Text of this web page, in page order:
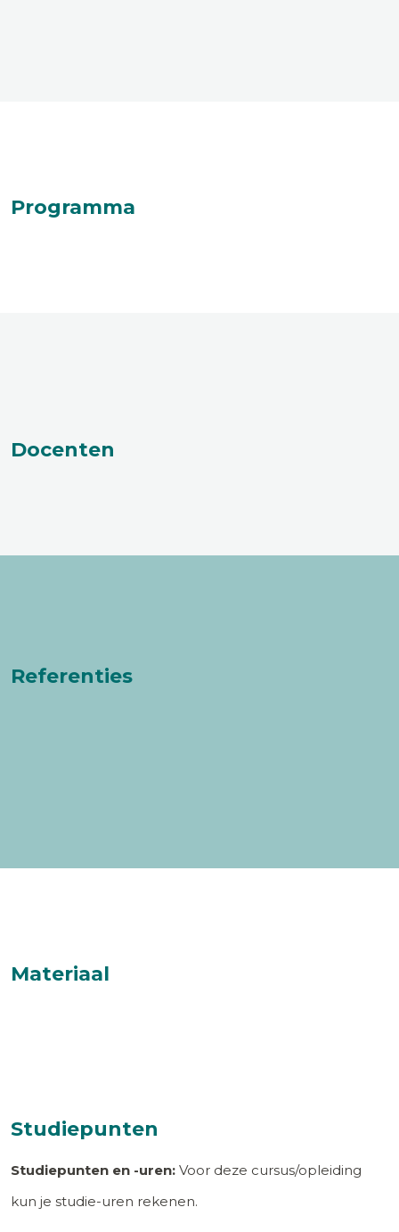
Programma
Docenten
Referenties
Materiaal
Studiepunten
Studiepunten en -uren: Voor deze cursus/opleiding
kun je studie-uren rekenen.